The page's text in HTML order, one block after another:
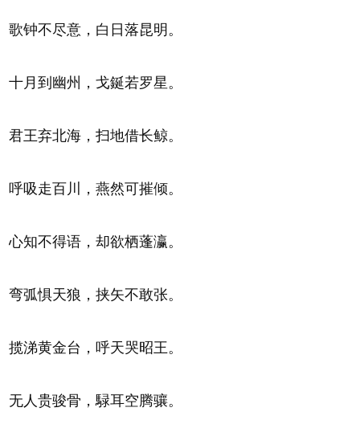
歌钟不尽意，白日落昆明。
十月到幽州，戈鋋若罗星。
君王弃北海，扫地借长鲸。
呼吸走百川，燕然可摧倾。
心知不得语，却欲栖蓬瀛。
弯弧惧天狼，挟矢不敢张。
揽涕黄金台，呼天哭昭王。
无人贵骏骨，騄耳空腾骧。